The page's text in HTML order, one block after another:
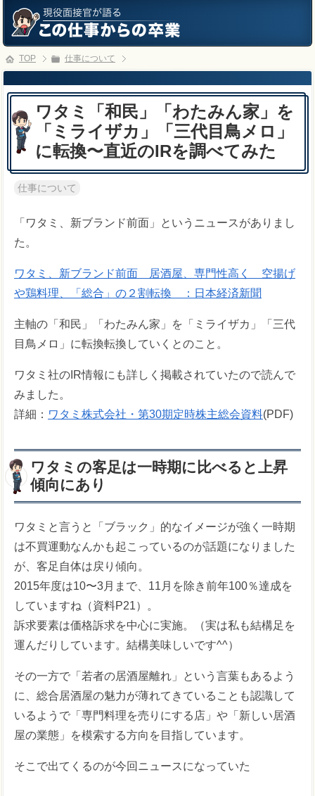
TOP 仕事について
ワタミ「和民」「わたみん家」を
「ミライザカ」「三代目鳥メロ」
に転換〜直近のIRを調べてみた
仕事について
「ワタミ、新ブランド前面」というニュースがありまし
た。
ワタミ、新ブランド前面 居酒屋、専門性高く 空揚げ
や鶏料理、「総合」の２割転換 ：日本経済新聞
主軸の「和民」「わたみん家」を「ミライザカ」「三代
目鳥メロ」に転換転換していくとのこと。
ワタミ社のIR情報にも詳しく掲載されていたので読んで
みました。
詳細： ワタミ株式会社・第30期定時株主総会資料(PDF)
ワタミの客足は一時期に比べると上昇
傾向にあり
ワタミと言うと「ブラック」的なイメージが強く一時期
は不買運動なんかも起こっているのが話題になりました
が、客足自体は戻り傾向。
2015年度は10〜3月まで、11月を除き前年100％達成を
していますね（資料P21）。
訴求要素は価格訴求を中心に実施。（実は私も結構足を
運んだりしています。結構美味しいです^^）
その一方で「若者の居酒屋離れ」という言葉もあるよう
に、総合居酒屋の魅力が薄れてきていることも認識して
いるようで「専門料理を売りにする店」や「新しい居酒
屋の業態」を模索する方向を目指しています。
そこで出てくるのが今回ニュースになっていた